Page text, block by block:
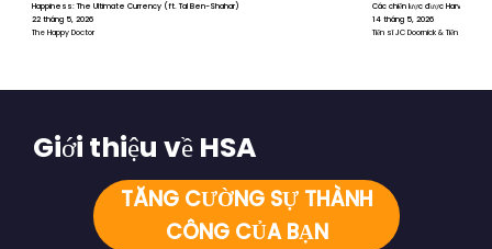
Happiness: The Ultimate Currency (ft. Tal Ben-Shahar)
22 tháng 5, 2026
The Happy Doctor
Các chiến lược được Harvard
14 tháng 5, 2026
Tiến sĩ JC Doornick & Tiến sĩ Tal
TĂNG CƯỜNG SỰ THÀNH
CÔNG CỦA BẠN
Giới thiệu về HSA